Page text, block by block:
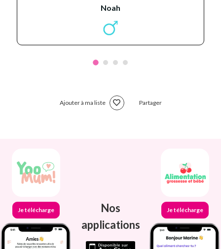
noah
Ajouter à ma liste Partager
Je télécharge
Nos
applications
Je télécharge